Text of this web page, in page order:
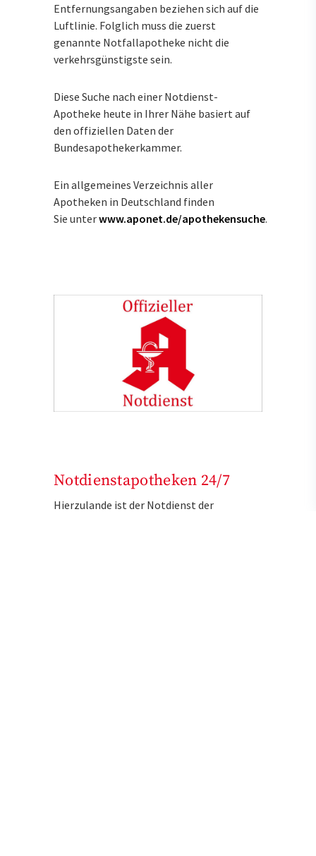
Entfernungsangaben beziehen sich auf die
Luftlinie. Folglich muss die zuerst
genannte Notfallapotheke nicht die
verkehrsgünstigste sein.
Diese Suche nach einer Notdienst-
Apotheke heute in Ihrer Nähe basiert auf
den offiziellen Daten der
Bundesapothekerkammer.
Ein allgemeines Verzeichnis aller
Apotheken in Deutschland finden
Sie unterwww.aponet.de/apothekensuche.
Notdienstapotheken 24/7
Hierzulande ist der Notdienst der